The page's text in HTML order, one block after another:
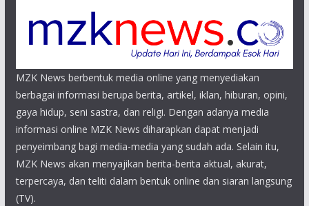
MZK News berbentuk media online yang menyediakan
berbagai informasi berupa berita, artikel, iklan, hiburan, opini,
gaya hidup, seni sastra, dan religi. Dengan adanya media
informasi online MZK News diharapkan dapat menjadi
penyeimbang bagi media-media yang sudah ada. Selain itu,
MZK News akan menyajikan berita-berita aktual, akurat,
terpercaya, dan teliti dalam bentuk online dan siaran langsung
(TV).